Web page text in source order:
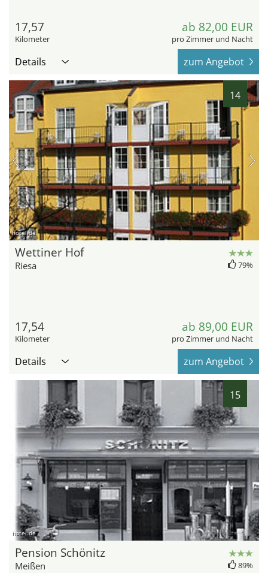
17,57
Kilometer
ab 82,00 EUR
pro Zimmer und Nacht
Details zum Angebot
14
hotel.de
Wettiner Hof
Riesa 79%
17,54
Kilometer
ab 89,00 EUR
pro Zimmer und Nacht
Details zum Angebot
15
hotel.de
Pension Schönitz
Meißen 89%